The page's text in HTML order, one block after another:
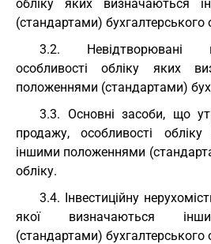
обліку яких визначаються
(стандартами) бухгалтерського
3.2. Невідтворювані
особливості обліку яких
положеннями (стандартами)
3.3. Основні засоби, що
продажу, особливості
іншими положеннями
обліку.
3.4. Інвестиційну
якої визначаються
(стандартами) бухгалтерського